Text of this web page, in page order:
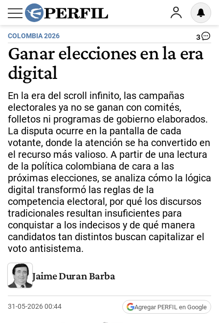
COLOMBIA 2026 3
Ganar elecciones en la era
digital
En la era del scroll infinito, las campañas
electorales ya no se ganan con comités,
folletos ni programas de gobierno elaborados.
La disputa ocurre en la pantalla de cada
votante, donde la atención se ha convertido en
el recurso más valioso. A partir de una lectura
de la política colombiana de cara a las
próximas elecciones, se analiza cómo la lógica
digital transformó las reglas de la
competencia electoral, por qué los discursos
tradicionales resultan insuficientes para
conquistar a los indecisos y de qué manera
candidatos tan distintos buscan capitalizar el
voto antisistema.
Jaime Duran Barba
31-05-2026 00:44 Agregar PERFIL en Google